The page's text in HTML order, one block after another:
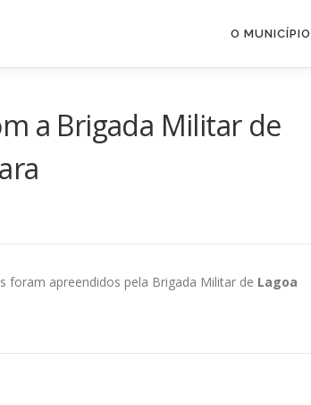
O MUNICÍPIO
a Brigada Militar de
foram apreendidos pela Brigada Militar de Lagoa